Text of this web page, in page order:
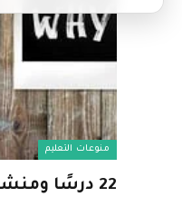
منوعات التعليم
22 درسًا ومنشورات مستوحاة من بناتي